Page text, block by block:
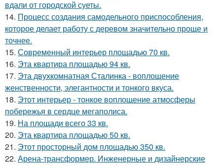
вдали от городской суеты.
14. Процесс создания самодельного приспособления,
которое делает работу с деревом значительно проще и
точнее.
15. Современный интерьер площадью 70 кв.
16. Эта квартира площадью 94 кв.
17. Эта двухкомнатная Сталинка - воплощение
женственности, элегантности и тонкого вкуса.
18. Этот интерьер - тонкое воплощение атмосферы
побережья в сердце мегаполиса.
19. На площади всего 33 кв.
20. Эта квартира площадью 50 кв.
21. Этот просторный дом площадью 350 кв.
22. Арена-трансформер. Инженерные и дизайнерские